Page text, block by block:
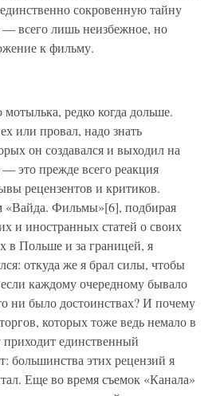
сокровенную тайну
— всего лишь неизбежное, но
к фильму.
редко когда дольше.
или провал, надо знать
он создавался и выходил на
это прежде всего реакция
рецензентов и критиков.
«Вайда. Фильмы»[6], подбирая
и иностранных статей о своих
в Польше и за границей, я
откуда же я брал силы, чтобы
каждому очередному бывало
ни было достоинствах? И почему
которых тоже ведь немало в
приходит единственный
большинства этих рецензий я
Еще во время съемок «Канала»